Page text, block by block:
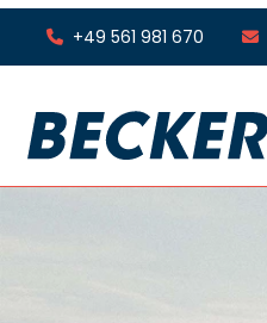
+49 561 981 670